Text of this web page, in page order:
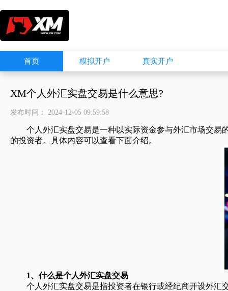
首页 模拟开户 真实开户
XM个人外汇实盘交易是什么意思?
发布时间： 2024-12-05 09:59:58
个人外汇实盘交易是一种以实际资金参与外汇市场交易
的投资者。具体内容可以查看下面介绍。
1、什么是个人外汇实盘交易
个人外汇实盘交易是指投资者在银行或经纪商开设外汇